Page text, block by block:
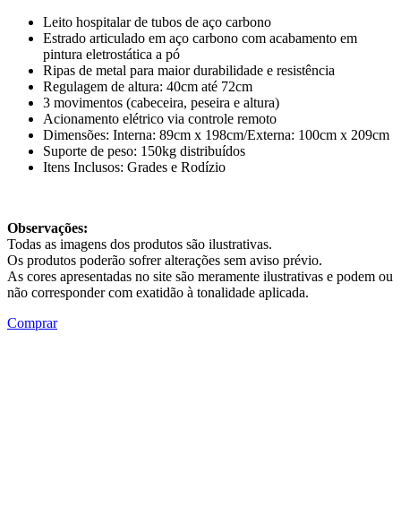
Leito hospitalar de tubos de aço carbono
Estrado articulado em aço carbono com acabamento em
pintura eletrostática a pó
Ripas de metal para maior durabilidade e resistência
Regulagem de altura: 40cm até 72cm
3 movimentos (cabeceira, peseira e altura)
Acionamento elétrico via controle remoto
Dimensões: Interna: 89cm x 198cm/Externa: 100cm x 209cm
Suporte de peso: 150kg distribuídos
Itens Inclusos: Grades e Rodízio
Observações:
Todas as imagens dos produtos são ilustrativas.
Os produtos poderão sofrer alterações sem aviso prévio.
As cores apresentadas no site são meramente ilustrativas e podem ou
não corresponder com exatidão à tonalidade aplicada.
Comprar